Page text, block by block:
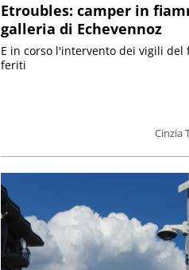
Etroubles: camper in
galleria di Echevennoz
Cinzia
E in corso l'intervento dei vigili del
feriti